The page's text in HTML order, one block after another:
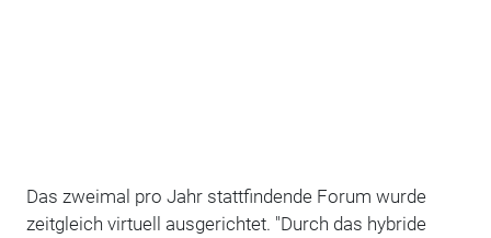
Das zweimal pro Jahr stattfindende Forum wurde
zeitgleich virtuell ausgerichtet. "Durch das hybride